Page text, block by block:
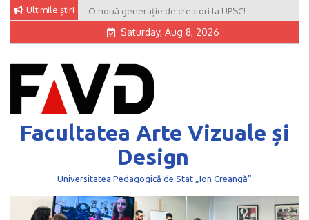
Skip
Ultimile știri O nouă generație de creatori la UPSC!
Saturday, Aug 8, 2026
Facultatea Arte Vizuale și
Design
Universitatea Pedagogică de Stat „Ion Creangă”